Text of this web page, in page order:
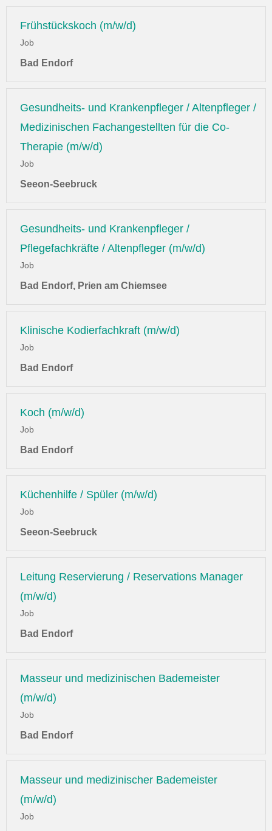
Frühstückskoch (m/w/d)
Job
Bad Endorf
Gesundheits- und Krankenpfleger / Altenpfleger /
Medizinischen Fachangestellten für die Co-
Therapie (m/w/d)
Job
Seeon-Seebruck
Gesundheits- und Krankenpfleger /
Pflegefachkräfte / Altenpfleger (m/w/d)
Job
Bad Endorf, Prien am Chiemsee
Klinische Kodierfachkraft (m/w/d)
Job
Bad Endorf
Koch (m/w/d)
Job
Bad Endorf
Küchenhilfe / Spüler (m/w/d)
Job
Seeon-Seebruck
Leitung Reservierung / Reservations Manager
(m/w/d)
Job
Bad Endorf
Masseur und medizinischen Bademeister
(m/w/d)
Job
Bad Endorf
Masseur und medizinischer Bademeister
(m/w/d)
Job